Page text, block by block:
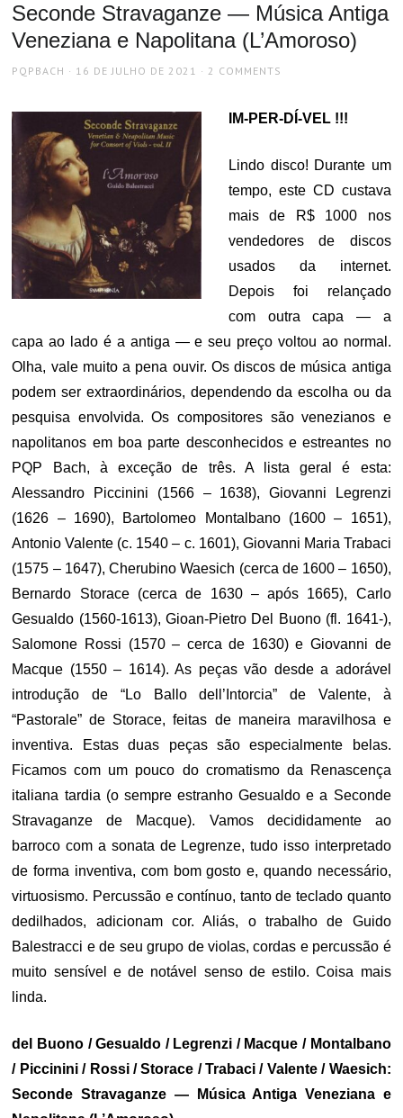
Seconde Stravaganze — Música Antiga
Veneziana e Napolitana (L’Amoroso)
AUTHOR
PQPBACH
POSTED
16 DE JULHO DE 2021 2 COMMENTS
IM-PER-DÍ-VEL !!!
Lindo disco! Durante um
tempo, este CD custava
mais de R$ 1000 nos
vendedores de discos
usados da internet.
Depois foi relançado
com outra capa — a
capa ao lado é a antiga — e seu preço voltou ao normal.
Olha, vale muito a pena ouvir. Os discos de música antiga
podem ser extraordinários, dependendo da escolha ou da
pesquisa envolvida. Os compositores são venezianos e
napolitanos em boa parte desconhecidos e estreantes no
PQP Bach, à exceção de três. A lista geral é esta:
Alessandro Piccinini (1566 – 1638), Giovanni Legrenzi
(1626 – 1690), Bartolomeo Montalbano (1600 – 1651),
Antonio Valente (c. 1540 – c. 1601), Giovanni Maria Trabaci
(1575 – 1647), Cherubino Waesich (cerca de 1600 – 1650),
Bernardo Storace (cerca de 1630 – após 1665), Carlo
Gesualdo (1560-1613), Gioan-Pietro Del Buono (fl. 1641-),
Salomone Rossi (1570 – cerca de 1630) e Giovanni de
Macque (1550 – 1614). As peças vão desde a adorável
introdução de “Lo Ballo dell’Intorcia” de Valente, à
“Pastorale” de Storace, feitas de maneira maravilhosa e
inventiva. Estas duas peças são especialmente belas.
Ficamos com um pouco do cromatismo da Renascença
italiana tardia (o sempre estranho Gesualdo e a Seconde
Stravaganze de Macque). Vamos decididamente ao
barroco com a sonata de Legrenze, tudo isso interpretado
de forma inventiva, com bom gosto e, quando necessário,
virtuosismo. Percussão e contínuo, tanto de teclado quanto
dedilhados, adicionam cor. Aliás, o trabalho de Guido
Balestracci e de seu grupo de violas, cordas e percussão é
muito sensível e de notável senso de estilo. Coisa mais
linda.
del Buono / Gesualdo / Legrenzi / Macque / Montalbano
/ Piccinini / Rossi / Storace / Trabaci / Valente / Waesich:
Seconde Stravaganze — Música Antiga Veneziana e